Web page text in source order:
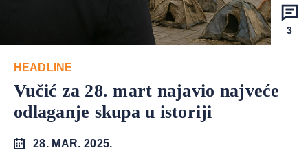
3
HEADLINE
Vučić za 28. mart najavio najveće
odlaganje skupa u istoriji
28. MAR. 2025.